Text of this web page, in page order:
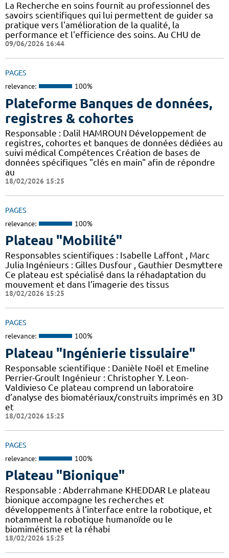
La Recherche en soins fournit au professionnel des
savoirs scientifiques qui lui permettent de guider sa
pratique vers l'amélioration de la qualité, la
performance et l'efficience des soins. Au CHU de
09/06/2026 16:44
PAGES
relevance: 100%
Plateforme Banques de données,
registres & cohortes
Responsable : Dalil HAMROUN Développement de
registres, cohortes et banques de données dédiées au
suivi médical Compétences Création de bases de
données spécifiques "clés en main" afin de répondre
au
18/02/2026 15:25
PAGES
relevance: 100%
Plateau "Mobilité"
Responsables scientifiques : Isabelle Laffont , Marc
Julia Ingénieurs : Gilles Dusfour , Gauthier Desmyttere
Ce plateau est spécialisé dans la réhadaptation du
mouvement et dans l’imagerie des tissus
18/02/2026 15:25
PAGES
relevance: 100%
Plateau "Ingénierie tissulaire"
Responsable scientifique : Danièle Noël et Emeline
Perrier-Groult Ingénieur : Christopher Y. Leon-
Valdivieso Ce plateau comprend un laboratoire
d’analyse des biomatériaux/construits imprimés en 3D
et
18/02/2026 15:25
PAGES
relevance: 100%
Plateau "Bionique"
Responsable : Abderrahmane KHEDDAR Le plateau
bionique accompagne les recherches et
développements à l’interface entre la robotique, et
notamment la robotique humanoïde ou le
biomimétisme et la réhabi
18/02/2026 15:25